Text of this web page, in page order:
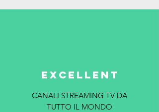
EXCELLENT
CANALI STREAMING TV DA
TUTTO IL MONDO